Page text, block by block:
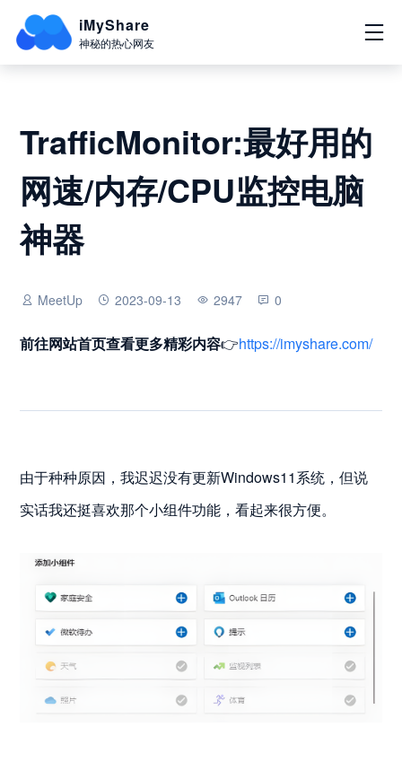
iMyShare
神秘的热心网友
TrafficMonitor:最好用的
网速/内存/CPU监控电脑
神器
MeetUp 2023-09-13 2947 0
前往网站首页查看更多精彩内容👉https://imyshare.com/
由于种种原因，我迟迟没有更新Windows11系统，但说
实话我还挺喜欢那个小组件功能，看起来很方便。